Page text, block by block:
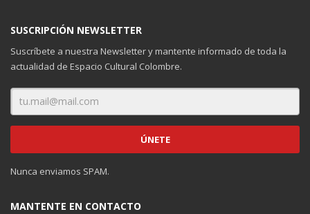
SUSCRIPCIÓN NEWSLETTER
Suscríbete a nuestra Newsletter y mantente informado de toda la
actualidad de Espacio Cultural Colombre.
Nunca enviamos SPAM.
MANTENTE EN CONTACTO